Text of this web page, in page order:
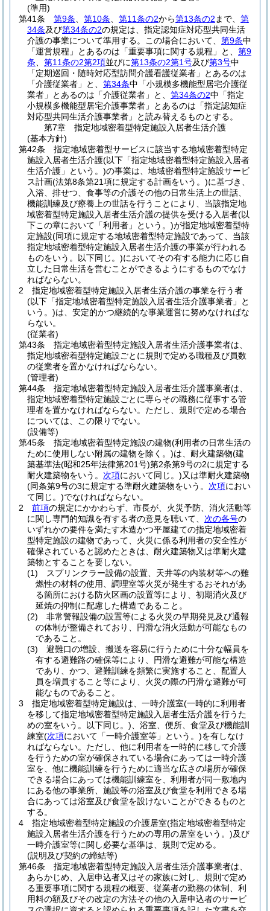
(準用)
第41条
第9条 第10条 第11条の2から第13条の2 まで、 第
34条及び第34条の2の規定は、指定認知症対応型共同生活
介護の事業について準用する。
この場合において、 第9条中
「運営規程」とあるのは「重要事項に関する規程」と、 第9
条
第11条の2第2項並びに第13条の2第1号及び第3号中
「定期巡回・随時対応型訪問介護看護従業者」とあるのは
「介護従業者」と、 第34条中「小規模多機能型居宅介護従
業者」とあるのは「介護従業者」と、 第34条の2中「指定
小規模多機能型居宅介護事業者」とあるのは「指定認知症
対応型共同生活介護事業者」と読み替えるものとする。
第7章
指定地域密着型特定施設入居者生活介護
(基本方針)
第42条
指定地域密着型サービスに該当する地域密着型特定
施設入居者生活介護(以下「指定地域密着型特定施設入居者
生活介護」という。)の事業は、地域密着型特定施設サービ
ス計画(法第8条第21項に規定する計画をいう。)に基づき、
入浴、排せつ、食事等の介護その他の日常生活上の世話、
機能訓練及び療養上の世話を行うことにより、当該指定地
域密着型特定施設入居者生活介護の提供を受ける入居者(以
下この章において「利用者」という。)が指定地域密着型特
定施設(同項に規定する地域密着型特定施設であって、当該
指定地域密着型特定施設入居者生活介護の事業が行われる
ものをいう。以下同じ。)においてその有する能力に応じ自
立した日常生活を営むことができるようにするものでなけ
ればならない。
2
指定地域密着型特定施設入居者生活介護の事業を行う者
(以下「指定地域密着型特定施設入居者生活介護事業者」と
いう。)は、安定的かつ継続的な事業運営に努めなければな
らない。
(従業者)
第43条
指定地域密着型特定施設入居者生活介護事業者は、
指定地域密着型特定施設ごとに規則で定める職種及び員数
の従業者を置かなければならない。
(管理者)
第44条
指定地域密着型特定施設入居者生活介護事業者は、
指定地域密着型特定施設ごとに専らその職務に従事する管
理者を置かなければならない。 ただし、規則で定める場合
については、この限りでない。
(設備等)
第45条
指定地域密着型特定施設の建物(利用者の日常生活の
ために使用しない附属の建物を除く。)は、耐火建築物(建
築基準法(昭和25年法律第201号)第2条第9号の2に規定する
耐火建築物をいう。 次項において同じ。)又は準耐火建築物
(同条第9号の3に規定する準耐火建築物をいう。 次項におい
て同じ。)でなければならない。
2
前項の規定にかかわらず、市長が、火災予防、消火活動等
に関し専門的知識を有する者の意見を聴いて、 次の各号の
いずれかの要件を満たす木造かつ平屋建ての指定地域密着
型特定施設の建物であって、火災に係る利用者の安全性が
確保されていると認めたときは、耐火建築物又は準耐火建
築物とすることを要しない。
(1)
スプリンクラー設備の設置、天井等の内装材等への難
燃性の材料の使用、調理室等火災が発生するおそれがあ
る箇所における防火区画の設置等により、初期消火及び
延焼の抑制に配慮した構造であること。
(2)
非常警報設備の設置等による火災の早期発見及び通報
の体制が整備されており、円滑な消火活動が可能なもの
であること。
(3)
避難口の増設、搬送を容易に行うために十分な幅員を
有する避難路の確保等により、円滑な避難が可能な構造
であり、かつ、避難訓練を頻繁に実施すること、配置人
員を増員すること等により、火災の際の円滑な避難が可
能なものであること。
3
指定地域密着型特定施設は、一時介護室(一時的に利用者
を移して指定地域密着型特定施設入居者生活介護を行うた
めの室をいう。以下同じ。) 、浴室、便所、食堂及び機能訓
練室(次項において「一時介護室等」という。)を有しなけ
ればならない。 ただし、他に利用者を一時的に移して介護
を行うための室が確保されている場合にあっては一時介護
室を、他に機能訓練を行うために適当な広さの場所が確保
できる場合にあっては機能訓練室を、利用者が同一敷地内
にある他の事業所、施設等の浴室及び食堂を利用できる場
合にあっては浴室及び食堂を設けないことができるものと
する。
4
指定地域密着型特定施設の介護居室(指定地域密着型特定
施設入居者生活介護を行うための専用の居室をいう。)及び
一時介護室等に関し必要な基準は、規則で定める。
(説明及び契約の締結等)
第46条
指定地域密着型特定施設入居者生活介護事業者は、
あらかじめ、入居申込者又はその家族に対し、規則で定め
る重要事項に関する規程の概要、従業者の勤務の体制、利
用料の額及びその改定の方法その他の入居申込者のサービ